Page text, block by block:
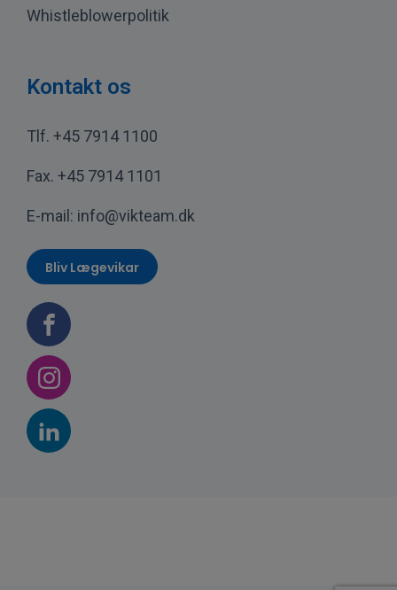
Whistleblowerpolitik
Kontakt os
Tlf. +45 7914 1100
Fax. +45 7914 1101
E-mail: info@vikteam.dk
Bliv Lægevikar